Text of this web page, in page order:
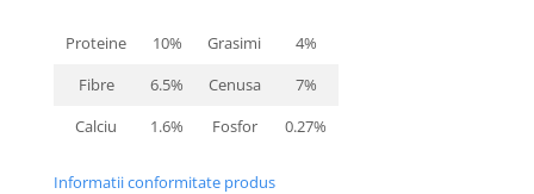
Proteine 10% Grasimi
4%
Fibre
6.5% Cenusa
7%
Calciu
1.6% Fosfor 0.27%
Informatii conformitate produs